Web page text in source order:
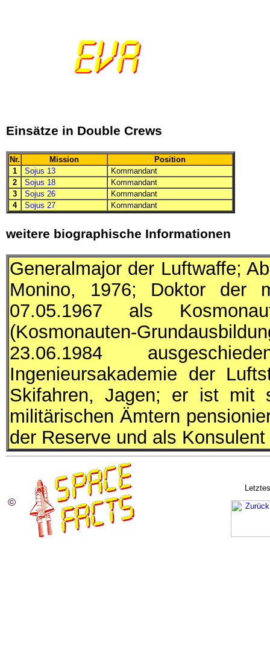
Einsätze in Double Crews
Nr. Mission
Position
1
Sojus 13
Kommandant
2
Sojus 18
Kommandant
3
Sojus 26
Kommandant
4
Sojus 27 Kommandant
weitere biographische Informationen
Generalmajor der Luftwaffe;
Monino, 1976; Doktor der
07.05.1967 als
(Kosmonauten-
23.06.1984
Ingenieursakademie der
Skifahren, Jagen; er ist mit
militärischen Ämtern
der Reserve und als
©